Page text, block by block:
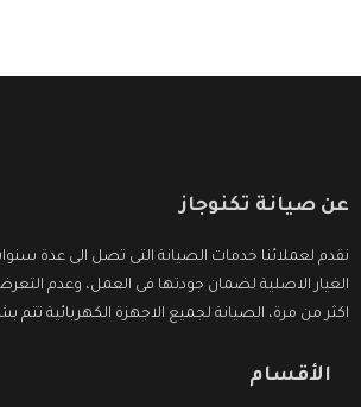
عن صيانة تكنوجاز
نقدم لعملائنا خدمات الصيانة التى تصل الى عدة
الغيار الاصلية لضمان جودتها فى العمل، وعدم
اكثر من مرة، الصيانة لجميع الاجهزة الكهربائية
الأقسام